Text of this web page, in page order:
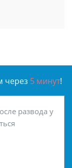
через 5 минут!